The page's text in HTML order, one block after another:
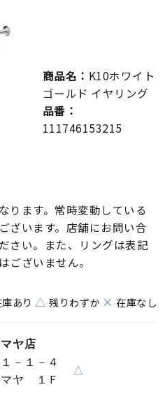
のみ すべて表示
商品名： K10ホワイト
ゴールド イヤリング
品番：
111746153215
ります。常時変動している
ざいます。店舗にお問い合
さい。また、リングは表記
ございません。
あり △ 残りわずか × 在庫なし
ヤ店
－１－４
マヤ １Ｆ
△